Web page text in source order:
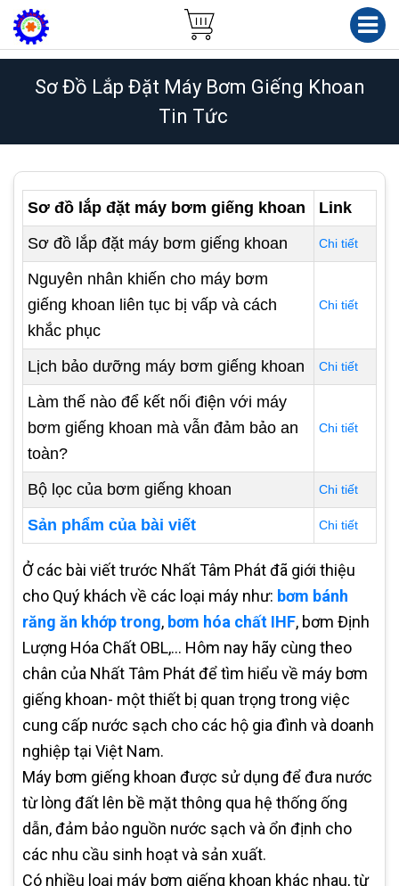
Sơ Đồ Lắp Đặt Máy Bơm Giếng Khoan
Tin Tức
Sơ đồ lắp đặt máy bơm giếng khoan
Link
Sơ đồ lắp đặt máy bơm giếng khoan
Chi tiết
Nguyên nhân khiến cho máy bơm
giếng khoan liên tục bị vấp và cách
khắc phục
Chi tiết
Lịch bảo dưỡng máy bơm giếng khoan Chi tiết
Làm thế nào để kết nối điện với máy
bơm giếng khoan mà vẫn đảm bảo an
toàn?
Chi tiết
Bộ lọc của bơm giếng khoan Chi tiết
Sản phẩm của bài viết Chi tiết
Ở các bài viết trước Nhất Tâm Phát đã giới thiệu
cho Quý khách về các loại máy như: bơm bánh
răng ăn khớp trong, bơm hóa chất IHF, bơm Định
Lượng Hóa Chất OBL,... Hôm nay hãy cùng theo
chân của Nhất Tâm Phát để tìm hiểu về máy bơm
giếng khoan- một thiết bị quan trọng trong việc
cung cấp nước sạch cho các hộ gia đình và doanh
nghiệp tại Việt Nam.
Máy bơm giếng khoan được sử dụng để đưa nước
từ lòng đất lên bề mặt thông qua hệ thống ống
dẫn, đảm bảo nguồn nước sạch và ổn định cho
các nhu cầu sinh hoạt và sản xuất.
Có nhiều loại máy bơm giếng khoan khác nhau, từ